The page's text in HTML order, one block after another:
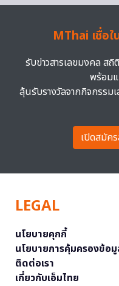
MThai เชื่อใ
รับข่าวสารเลขมงคล สถิ
พร้อมแ
ลุ้นรับรางวัลจากกิจกรรม
เปิดสมัค
LEGAL
นโยบายคุกกี้
นโยบายการคุ้มครองข้อ
ติดต่อเรา
เกี่ยวกับเอ็มไทย